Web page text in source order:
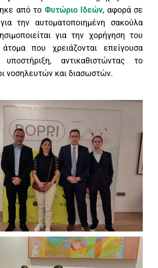
από το Φυτώριο Ιδεών, αφορά σε
την αυτοματοποιημένη σακούλα
για την χορήγηση του
που χρειάζονται επείγουσα
υποστήριξη, αντικαθιστώντας το
νοσηλευτών και διασωστών.